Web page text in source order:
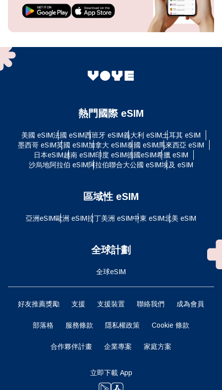
熱門國際 eSIM
美國 eSIM法國 eSIM西班牙 eSIM義大利 eSIM土耳其 eSIM
墨西哥 eSIM英國 eSIM加拿大 eSIM泰國 eSIM馬來西亞 eSIM
日本eSIM越南 eSIM印度 eSIM德國eSIM希臘 eSIM
沙烏地阿拉伯 eSIM阿拉伯聯合大公國 eSIM埃及 eSIM
區域性 eSIM
亞洲eSIM歐洲 eSIM拉丁美洲 eSIM中東 eSIM北美 eSIM
全球計劃
全球eSIM
好友推薦獎勵 支援 支援裝置 聯絡我們 成為會員
部落格 服務條款 隱私權政策 Cookie 條款
合作夥伴計畫 企業專案 家庭方案
立即下載 App